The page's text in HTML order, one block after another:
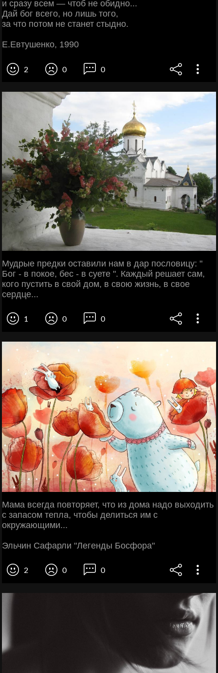
и сразу всем — чтоб не обидно...
Дай бог всего, но лишь того,
за что потом не станет стыдно.
Е.Евтушенко, 1990
2 0 0
Мудрые предки оставили нам в дар пословицу: "
Бог - в покое, бес - в суете ". Каждый решает сам,
кого пустить в свой дом, в свою жизнь, в свое
сердце...
1 0 0
Мама всегда повторяет, что из дома надо выходить
с запасом тепла, чтобы делиться им с
окружающими...
Эльчин Сафарли "Легенды Босфора"
2 0 0